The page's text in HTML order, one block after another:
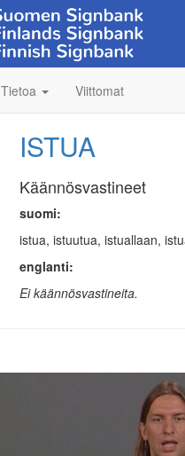
Tietoa Viittomat
ISTUA
Käännösvastineet
suomi:
istua, istuutua, istuallaan,
englanti:
Ei käännösvastineita.